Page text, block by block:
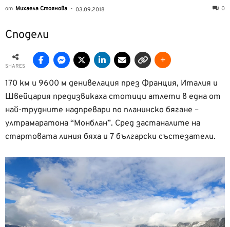
от Михаела Стоянова - 03.09.2018 0
Сподели
SHARES
170 км и 9600 м денивелация през Франция, Италия и
Швейцария предизвикаха стотици атлети в една от
най-трудните надпревари по планинско бягане –
ултрамаратона “Монблан”. Сред застаналите на
стартовата линия бяха и 7 български състезатели.